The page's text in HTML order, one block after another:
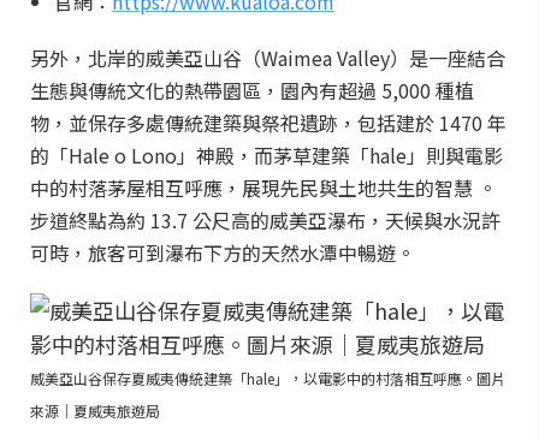
另外，北岸的威美亞山谷（Waimea Valley）是一座結合
生態與傳統文化的熱帶園區，園內有超過 5,000 種植
物，並保存多處傳統建築與祭祀遺跡，包括建於 1470 年
的「Hale o Lono」神殿，而茅草建築「hale」則與電影
中的村落茅屋相互呼應，展現先民與土地共生的智慧 。
步道終點為約 13.7 公尺高的威美亞瀑布，天候與水況許
可時，旅客可到瀑布下方的天然水潭中暢遊。
威美亞山谷保存夏威夷傳統建築「hale」，以電影中的村落相互呼應。圖片
來源｜夏威夷旅遊局